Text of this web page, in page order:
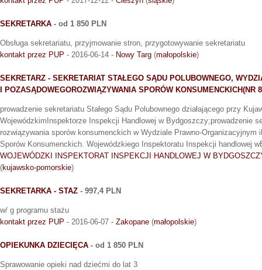
SEKRETARKA - od 1 850 PLN
Obsługa sekretariatu, przyjmowanie stron, przygotowywanie sekretariatu
kontakt przez PUP - 2016-06-14 - Nowy Targ (małopolskie)
SEKRETARZ - SEKRETARIAT STAŁEGO SĄDU POLUBOWNEGO,
I POZASĄDOWEGOROZWIĄZYWANIA SPORÓW KONSUMENCKICH(NR
prowadzenie sekretariatu Stałego Sądu Polubownego działającego przy
WojewódzkimInspektorze Inspekcji Handlowej w Bydgoszczy;prowadzenie
rozwiązywania sporów konsumenckich w Wydziale Prawno-Organizacyjnym
Sporów Konsumenckich. Wojewódzkiego Inspektoratu Inspekcji handlowej
WOJEWÓDZKI INSPEKTORAT INSPEKCJI HANDLOWEJ W
(kujawsko-pomorskie)
SEKRETARKA - STAZ - 997,4 PLN
w/ g programu stażu
kontakt przez PUP - 2016-06-07 - Zakopane (małopolskie)
OPIEKUNKA DZIECIĘCA - od 1 850 PLN
Sprawowanie opieki nad dziećmi do lat 3